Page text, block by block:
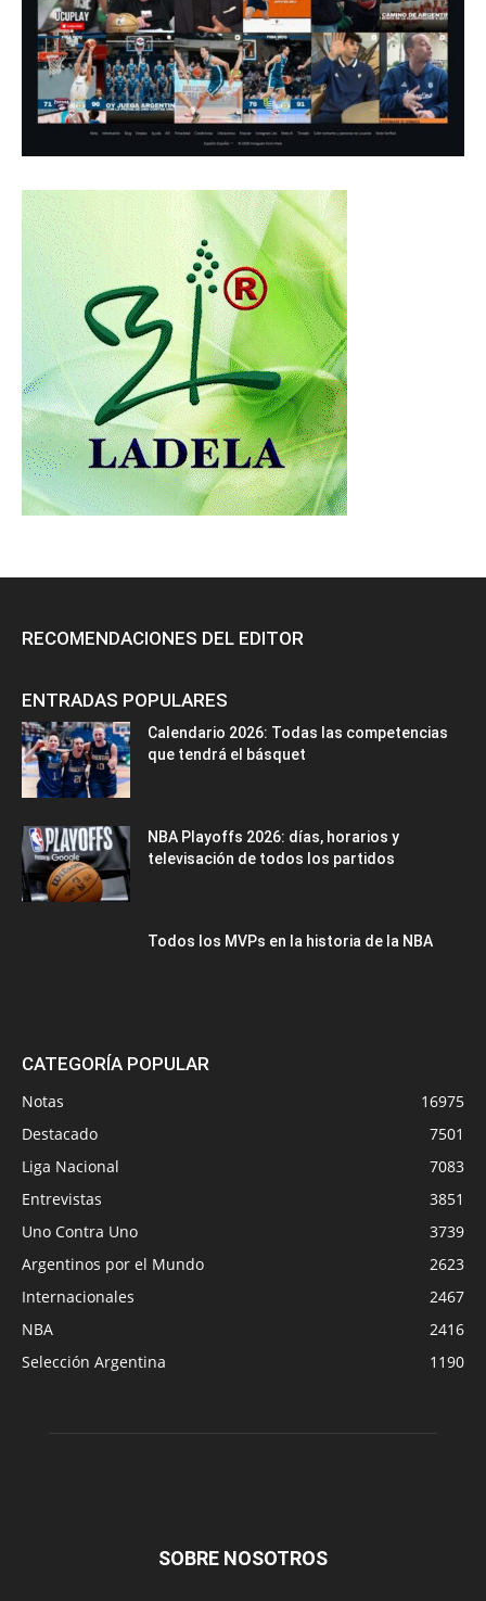
RECOMENDACIONES DEL EDITOR
ENTRADAS POPULARES
Calendario 2026: Todas las competencias
que tendrá el básquet
NBA Playoffs 2026: días, horarios y
televisación de todos los partidos
Todos los MVPs en la historia de la NBA
CATEGORÍA POPULAR
Notas
16975
Destacado
7501
Liga Nacional
7083
Entrevistas
3851
Uno Contra Uno
3739
Argentinos por el Mundo
2623
Internacionales
2467
NBA
2416
Selección Argentina
1190
SOBRE NOSOTROS